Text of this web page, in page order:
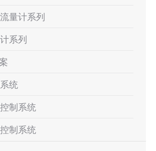
量计系列
系列
统
制系统
制系统